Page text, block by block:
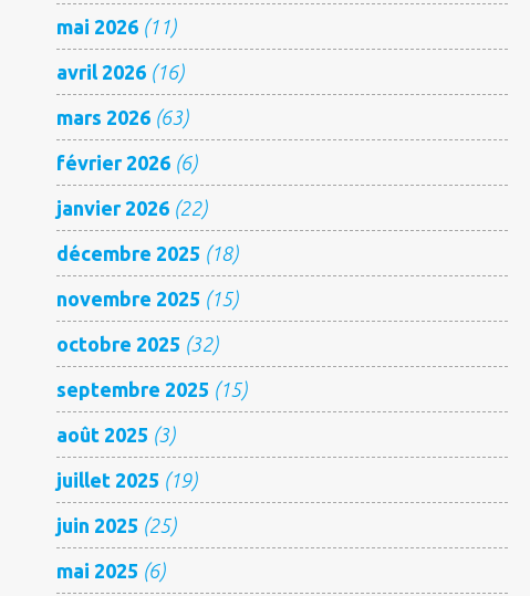
mai 2026 (11)
avril 2026 (16)
mars 2026 (63)
février 2026 (6)
janvier 2026 (22)
décembre 2025 (18)
novembre 2025 (15)
octobre 2025 (32)
septembre 2025 (15)
août 2025 (3)
juillet 2025 (19)
juin 2025 (25)
mai 2025 (6)